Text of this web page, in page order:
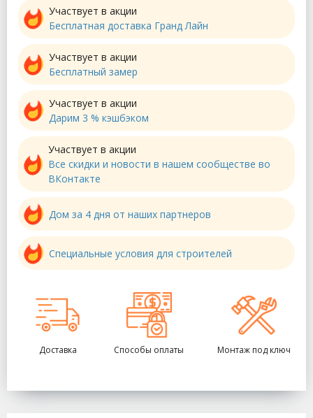
Участвует в акции
Бесплатная доставка Гранд Лайн
Участвует в акции
Бесплатный замер
Участвует в акции
Дарим 3 % кэшбэком
Участвует в акции
Все скидки и новости в нашем сообществе во
ВКонтакте
Дом за 4 дня от наших партнеров
Специальные условия для строителей
Доставка Способы оплаты Монтаж под ключ